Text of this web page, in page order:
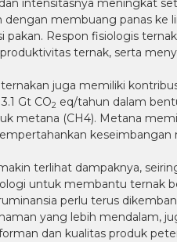
intensitasnya meningkat
membuang panas ke
Respon fisiologis
ternak, serta
juga memiliki
Gt CO2 eq/tahun dalam
metana (CH4). Metana
terlihat dampaknya,
untuk membantu ternak
perlu terus
yang lebih mendalam,
dan kualitas produk